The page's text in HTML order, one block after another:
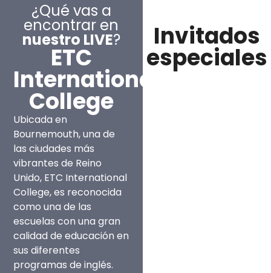
¿Qué vas a
encontrar en
nuestro LIVE?
ETC
International
College
Ubicada en
Bournemouth, una de
las ciudades más
vibrantes de Reino
Unido, ETC International
College, es reconocida
como una de las
escuelas con una gran
calidad de educación en
sus diferentes
programas de inglés.
Invitados
especiales